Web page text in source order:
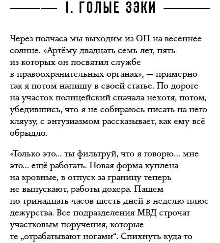
I. ГОЛЫЕ ЗЭКИ
Через полчаса мы выходим из ОП на весеннее
солнце. «Артёму двадцать семь лет, пять
из которых он посвятил службе
в правоохранительных органах», — примерно
так я потом напишу в своей статье. По дороге
на участок полицейский сначала нехотя, потом,
убедившись, что я не собираюсь писать на него
кляузу, с энтузиазмом рассказывает, как ему всё
обрыдло.
«Только это… ты фильтруй, что я говорю… мне
это… ещё работать. Новая форма куплена
на кровные, в отпуск за границу теперь
не выпускают, работы дохера. Пашем
по тринадцать часов шесть дней в неделю плюс
дежурства. Все подразделения МВД строчат
участковым поручения, которые
те „отрабатывают ногами“. Спихнуть куда-то